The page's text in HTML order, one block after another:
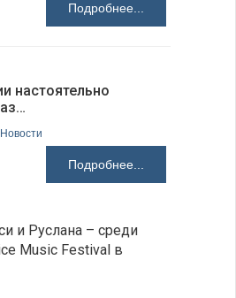
Подробнее...
настоятельно
Новости
Подробнее...
и Руслана – среди
Music Festival в